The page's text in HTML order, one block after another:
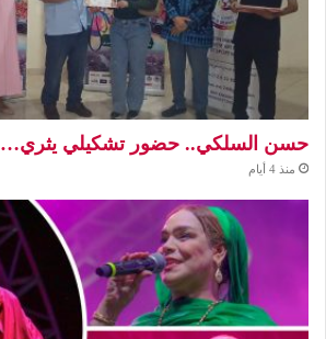
حسن السلكي.. حضور تشكيلي يثري…
منذ 4 أيام